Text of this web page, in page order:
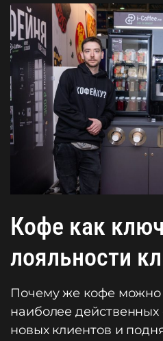
Кофе как
лояльности
Почему же кофе можно
наиболее
новых клиентов и